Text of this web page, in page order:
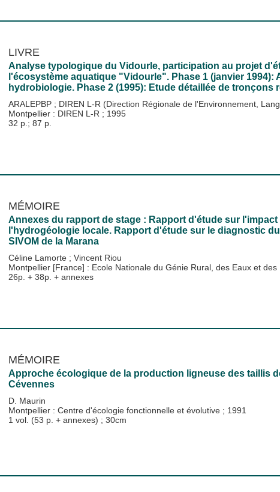
LIVRE
Analyse typologique du Vidourle, participation au projet
l'écosystème aquatique "Vidourle". Phase 1 (janvier 1994):
hydrobiologie. Phase 2 (1995): Etude détaillée de tronçons
ARALEPBP ; DIREN L-R (Direction Régionale de l'Environnement,
Montpellier : DIREN L-R ; 1995
32 p.; 87 p.
MÉMOIRE
Annexes du rapport de stage : Rapport d'étude sur
l'hydrogéologie locale. Rapport d'étude sur le diagnostic
SIVOM de la Marana
Céline Lamorte ; Vincent Riou
Montpellier [France] : Ecole Nationale du Génie Rural, des Eaux et des
26p. + 38p. + annexes
MÉMOIRE
Approche écologique de la production ligneuse des taillis
Cévennes
D. Maurin
Montpellier : Centre d'écologie fonctionnelle et évolutive ; 1991
1 vol. (53 p. + annexes) ; 30cm